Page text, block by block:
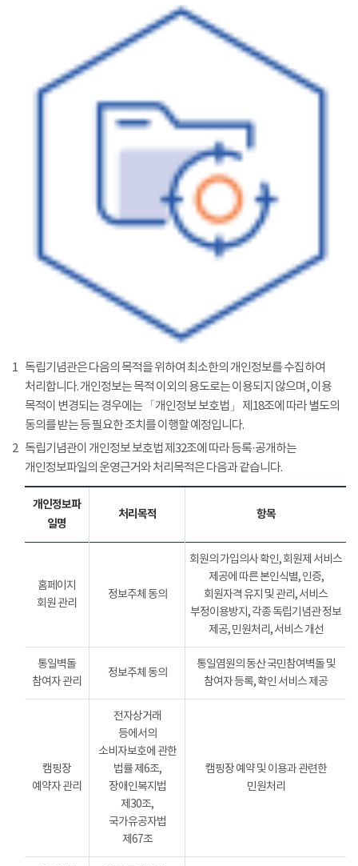
1 독립기념관은 다음의 목적을 위하여 최소한의 개인정보를 수집하여
처리합니다. 개인정보는 목적 이외의 용도로는 이용되지 않으며, 이용
목적이 변경되는 경우에는 「개인정보 보호법」 제18조에 따라 별도의
동의를 받는 등 필요한 조치를 이행할 예정입니다.
2 독립기념관이 개인정보 보호법 제32조에 따라 등록·공개하는
개인정보파일의 운영근거와 처리목적은 다음과 같습니다.
개인정보파
일명
처리목적 항목
홈페이지
회원 관리
정보주체 동의
회원의 가입의사 확인, 회원제 서비스
제공에 따른 본인식별, 인증,
회원자격 유지 및 관리, 서비스
부정이용방지, 각종 독립기념관 정보
제공, 민원처리, 서비스 개선
통일벽돌
참여자 관리
정보주체 동의
통일염원의 동산 국민참여벽돌 및
참여자 등록, 확인 서비스 제공
캠핑장
예약자 관리
전자상거래
등에서의
소비자보호에 관한
법률 제6조,
장애인복지법
제30조,
국가유공자법
제67조
캠핑장 예약 및 이용과 관련한
민원처리